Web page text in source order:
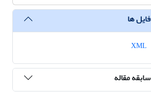
فایل ها
سابقه مقاله